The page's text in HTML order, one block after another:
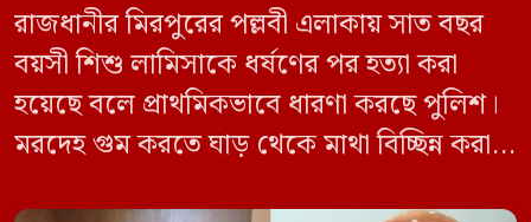
রাজধানীর মিরপুরের পল্লবী এলাকায় সাত বছর
বয়সী শিশু লামিসাকে ধর্ষণের পর হত্যা করা
হয়েছে বলে প্রাথমিকভাবে ধারণা করছে পুলিশ।
মরদেহ গুম করতে ঘাড় থেকে মাথা বিচ্ছিন্ন করা